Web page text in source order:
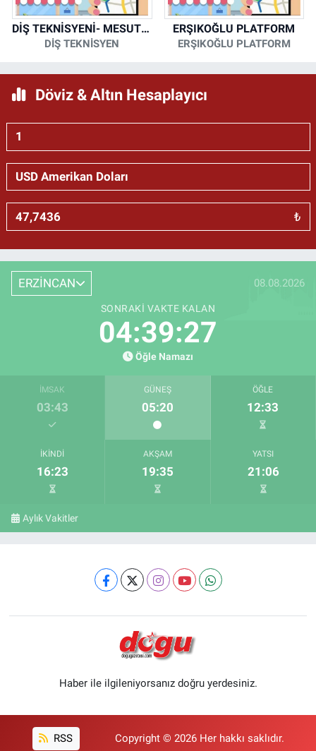
DİŞ TEKNİSYENİ- MESUT KORKMAZ
DİŞ TEKNİSYEN
ERŞIKOĞLU PLATFORM
ERŞIKOĞLU PLATFORM
Döviz & Altın Hesaplayıcı
₺
ERZİNCAN 08.08.2026
SONRAKI VAKTE KALAN
04:39:26
Öğle Namazı
İMSAK
03:43
GÜNEŞ
05:20
ÖĞLE
12:33
İKINDI
16:23
AKŞAM
19:35
YATSI
21:06
Aylık Vakitler
Haber ile ilgileniyorsanız doğru yerdesiniz.
RSS Copyright © 2026 Her hakkı saklıdır.